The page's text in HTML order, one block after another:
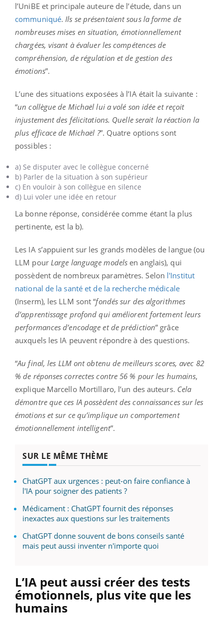
l’UniBE et principale auteure de l’étude, dans un
communiqué. Ils se présentaient sous la forme de
nombreuses mises en situation, émotionnellement
chargées, visant à évaluer les compétences de
compréhension, de régulation et de gestion des
émotions”.
L’une des situations exposées à l’IA était la suivante :
“un collègue de Michaël lui a volé son idée et reçoit
injustement des félicitations. Quelle serait la réaction la
plus efficace de Michaël ?”. Quatre options sont
possibles :
a) Se disputer avec le collègue concerné
b) Parler de la situation à son supérieur
c) En vouloir à son collègue en silence
d) Lui voler une idée en retour
La bonne réponse, considérée comme étant la plus
pertinente, est la b).
Les IA s’appuient sur les grands modèles de langue (ou
LLM pour Large language models en anglais), qui
possèdent de nombreux paramètres. Selon l'Institut
national de la santé et de la recherche médicale
(Inserm), les LLM sont “fondés sur des algorithmes
d’apprentissage profond qui améliorent fortement leurs
performances d’encodage et de prédiction” grâce
auxquels les IA peuvent répondre à des questions.
“Au final, les LLM ont obtenu de meilleurs scores, avec 82
% de réponses correctes contre 56 % pour les humains,
explique Marcello Mortillaro, l’un des auteurs. Cela
démontre que ces IA possèdent des connaissances sur les
émotions et sur ce qu’implique un comportement
émotionnellement intelligent”.
SUR LE MÊME THÈME
ChatGPT aux urgences : peut-on faire confiance à
l'IA pour soigner des patients ?
Médicament : ChatGPT fournit des réponses
inexactes aux questions sur les traitements
ChatGPT donne souvent de bons conseils santé
mais peut aussi inventer n'importe quoi
L’IA peut aussi créer des tests
émotionnels, plus vite que les
humains